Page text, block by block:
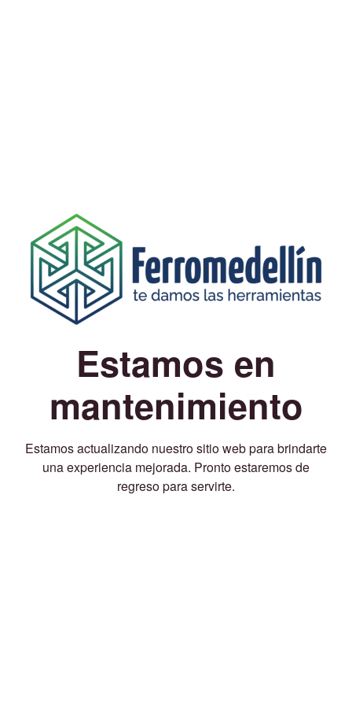
Estamos en
mantenimiento
Estamos actualizando nuestro sitio web para brindarte
una experiencia mejorada. Pronto estaremos de
regreso para servirte.